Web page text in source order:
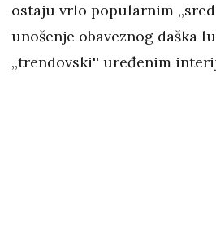
ostaju vrlo popularnim
unošenje obaveznog daška
,,trendovski'' uređenim